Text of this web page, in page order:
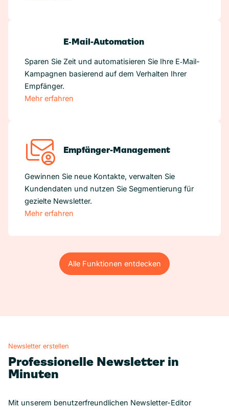
E‑Mail-Automation
Sparen Sie Zeit und automatisieren Sie Ihre E‑Mail-
Kampagnen basierend auf dem Verhalten Ihrer
Empfänger.
Mehr erfahren
Empfänger-Management
Gewinnen Sie neue Kontakte, verwalten Sie
Kundendaten und nutzen Sie Segmentierung für
gezielte Newsletter.
Mehr erfahren
Alle Funktionen entdecken
Alle Funktionen entdecken
Newsletter erstellen
Professionelle Newsletter in
Minuten
Mit unserem benutzerfreundlichen Newsletter-Editor